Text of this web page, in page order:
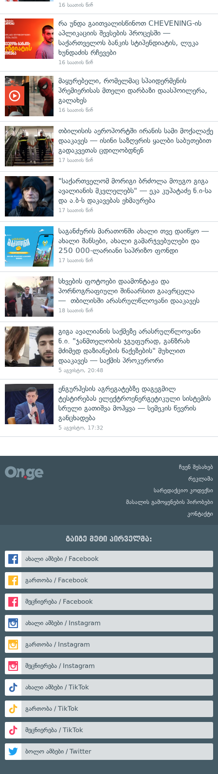
16 საათის წინ
რა უნდა გაითვალისწინოთ CHEVENING-ის
აპლიკაციის შევსების პროცესში —
საქართველოს ბანკის სტიპენდიატის, ლუკა
ხუნდაძის რჩევები
16 საათის წინ
მაყურებელი, რომელმაც სპაიდერმენის
პრემიერისას მთელი დარბაზი დაასპოილერა,
გალახეს
16 საათის წინ
თბილისის აეროპორტში ირანის სამი მოქალაქე
დააკავეს — ისინი საზღვრის ყალბი საბუთებით
გადაკვეთას ცდილობდნენ
17 საათის წინ
"საქართველომ მორიგი ბრძოლა მოუგო გიგა
ავალიანის მკვლელებს" — ეკა კუპატაძე ნ.ი-სა
და ა.ბ-ს დაკავებას ეხმაურება
17 საათის წინ
საგანძურის მარათონში ახალი თვე დაიწყო —
ახალი შანსები, ახალი გამარჯვებულები და
250 000-ლარიანი საპრიზო ფონდი
17 საათის წინ
სხვების ფოტოები დაამონტაჟა და
პორნოგრაფიული შინაარსით გაავრცელა
— თბილისში არასრულწლოვანი დააკავეს
18 საათის წინ
გიგა ავალიანის საქმეზე არასრულწლოვანი
ნ.ი. "ჯანმთელობის ჯგუფურად, განზრახ
მძიმედ დაზიანების წაქეზების" მუხლით
დააკავეს — საქმის პროკურორი
5 აგვისტო, 20:48
ენგურჰესის აგრეგატებზე დაგეგმილ
ტესტირებას ელექტროენერგეტიკული სისტემის
სრული გათიშვა მოჰყვა — სემეკის წევრის
განცხადება
5 აგვისტო, 17:32
ჩვენ შესახებ
რეკლამა
სარედაქციო კოდექსი
მასალის გამოყენების პირობები
კონტაქტი
გაიგე მეტი პირველმა:
ახალი ამბები / Facebook
გართობა / Facebook
მეცნიერება / Facebook
ახალი ამბები / Instagram
გართობა / Instagram
მეცნიერება / Instagram
ახალი ამბები / TikTok
გართობა / TikTok
მეცნიერება / TikTok
ბოლო ამბები / Twitter